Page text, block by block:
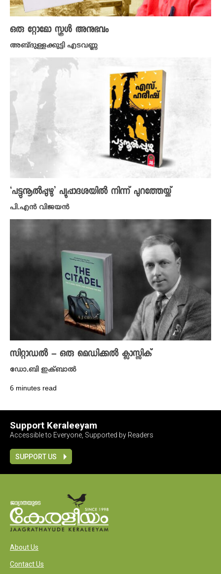
ഒരു റ്റോമോ സ്കൂൾ അനുഭവം
അബ്ദുള്ളക്കുട്ടി എടവണ്ണ
‘പട്ടുനൂൽപ്പുഴു’ പ്യൂപ്പാദശയിൽ നിന്ന് പുറത്തേയ്ക്ക്
പി.എൻ വിജയൻ
സിറ്റാഡൽ – ഒരു മെഡിക്കൽ ക്ലാസ്സിക്
ഡോ.ബി ഇക്ബാൽ
6 minutes read
Support Keraleeyam
Accessible to Everyone, Supported by Readers
SUPPORT US
About Us
Contact Us